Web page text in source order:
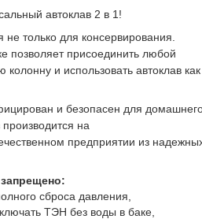
автоклав 2 в 1!
только для консервирования.
позволяет присоединить любой
и использовать автоклав как
и безопасен для
на
предприятии из
сброса давления,
ТЭН без воды в баке,